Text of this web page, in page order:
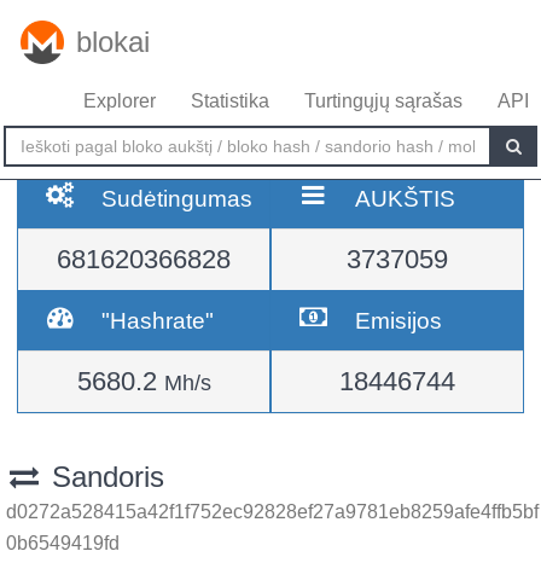
blokai
Explorer Statistika Turtingųjų sąrašas API
Sudėtingumas
681620366828
AUKŠTIS
3737059
"Hashrate"
5680.2 Mh/s
Emisijos
18446744
Sandoris
d0272a528415a42f1f752ec92828ef27a9781eb8259afe4ffb5bf
0b6549419fd